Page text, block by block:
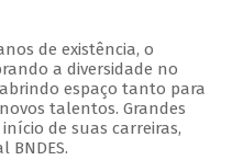
de existência, o
a diversidade no
espaço tanto para
talentos. Grandes
de suas carreiras,
BNDES.